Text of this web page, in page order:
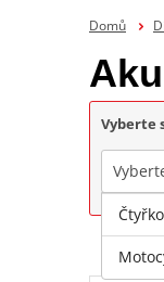
Domů
Vyberte